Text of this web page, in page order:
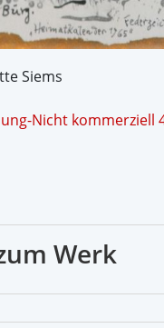
Siems
Nicht kommerziell
Werk